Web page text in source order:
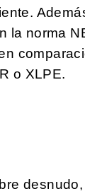
la norma
o XLPE.